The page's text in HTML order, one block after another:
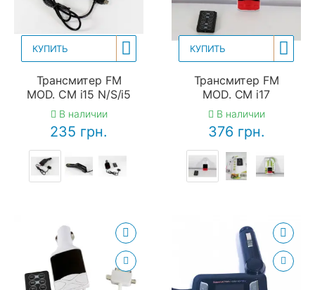
КУПИТЬ
Трансмитер FM
MOD. CM i15 N/S/i5
В наличии
235 грн.
КУПИТЬ
Трансмитер FM
MOD. CM i17
В наличии
376 грн.